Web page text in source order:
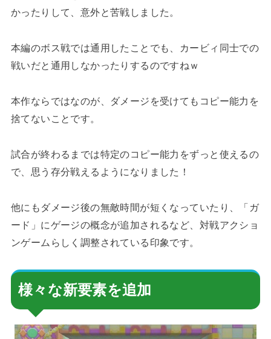
かったりして、意外と苦戦しました。
本編のボス戦では通用したことでも、カービィ同士での
戦いだと通用しなかったりするのですねｗ
本作ならではなのが、ダメージを受けてもコピー能力を
捨てないことです。
試合が終わるまでは特定のコピー能力をずっと使えるの
で、思う存分戦えるようになりました！
他にもダメージ後の無敵時間が短くなっていたり、「ガ
ード」にゲージの概念が追加されるなど、対戦アクショ
ンゲームらしく調整されている印象です。
様々な新要素を追加